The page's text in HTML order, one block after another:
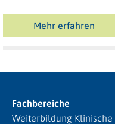
Mehr erfahren
Fachbereiche
Weiterbildung Klinische